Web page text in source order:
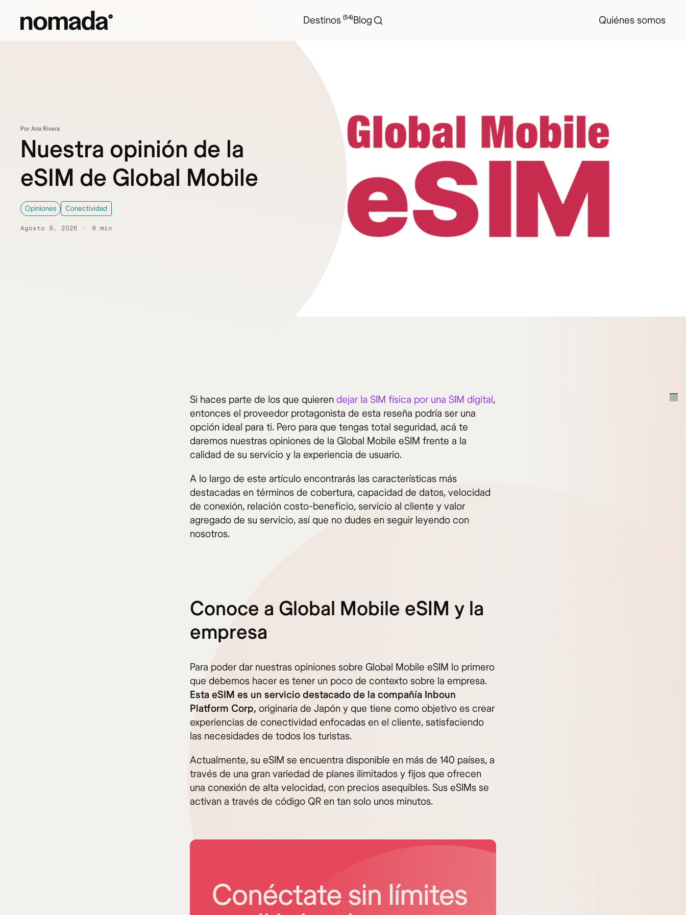
Destinos (54)Blog Quiénes somos
Por Ana Rivera
Nuestra opinión de la
eSIM de Global Mobile
Opiniones Conectividad
Agosto 9, 2026 9 min
Si haces parte de los que quieren dejar la SIM física por una SIM digital,
entonces el proveedor protagonista de esta reseña podría ser una
opción ideal para ti. Pero para que tengas total seguridad, acá te
daremos nuestras opiniones de la Global Mobile eSIM frente a la
calidad de su servicio y la experiencia de usuario.
A lo largo de este artículo encontrarás las características más
destacadas en términos de cobertura, capacidad de datos, velocidad
de conexión, relación costo-beneficio, servicio al cliente y valor
agregado de su servicio, así que no dudes en seguir leyendo con
nosotros.
Conoce a Global Mobile eSIM y la
empresa
Para poder dar nuestras opiniones sobre Global Mobile eSIM lo primero
que debemos hacer es tener un poco de contexto sobre la empresa.
Esta eSIM es un servicio destacado de la compañía Inboun
Platform Corp, originaria de Japón y que tiene como objetivo es crear
experiencias de conectividad enfocadas en el cliente, satisfaciendo
las necesidades de todos los turistas.
Actualmente, su eSIM se encuentra disponible en más de 140 países, a
través de una gran variedad de planes ilimitados y fijos que ofrecen
una conexión de alta velocidad, con precios asequibles. Sus eSIMs se
activan a través de código QR en tan solo unos minutos.